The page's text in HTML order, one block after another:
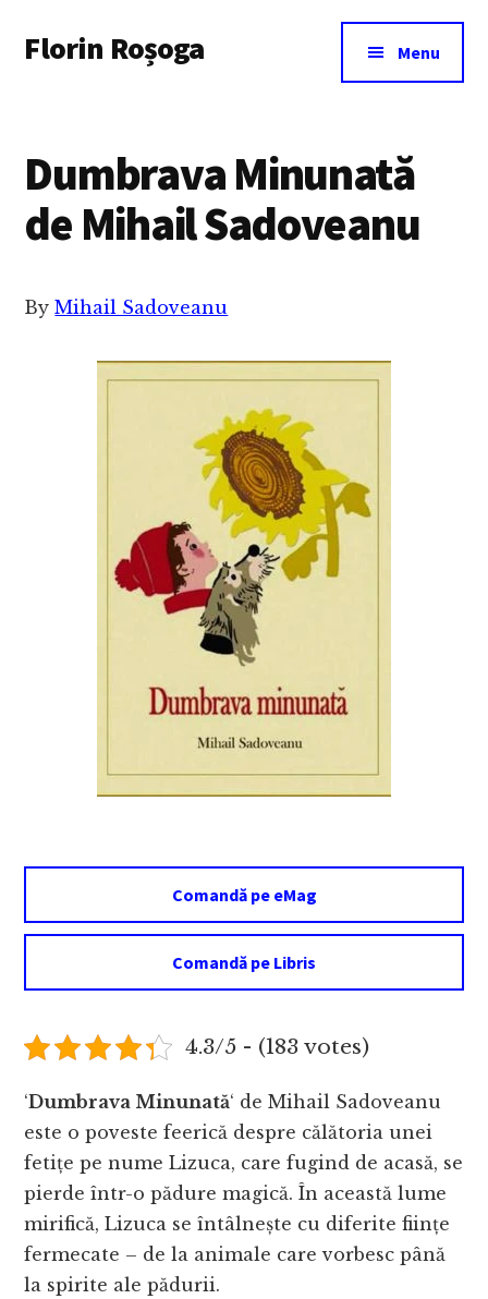
main
menu
Florin Roșoga Menu
Dumbrava Minunată
de Mihail Sadoveanu
ByMihail Sadoveanu
Comandă pe eMag
Comandă pe Libris
4.3/5 - (183 votes)
‘Dumbrava Minunată‘ de Mihail Sadoveanu
este o poveste feerică despre călătoria unei
fetițe pe nume Lizuca, care fugind de acasă, se
pierde într-o pădure magică. În această lume
mirifică, Lizuca se întâlnește cu diferite ființe
fermecate – de la animale care vorbesc până
la spirite ale pădurii.